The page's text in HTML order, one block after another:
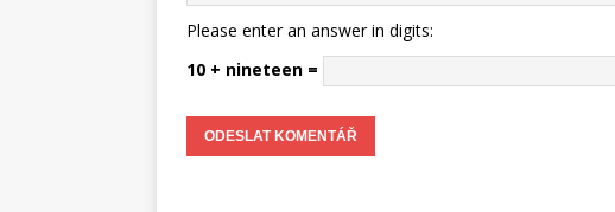
Please enter an answer in digits:
10 + nineteen =